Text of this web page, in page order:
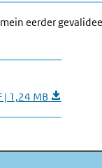
eerder
| 1,24 MB